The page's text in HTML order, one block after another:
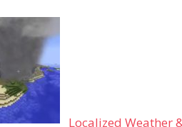
Localized Weather